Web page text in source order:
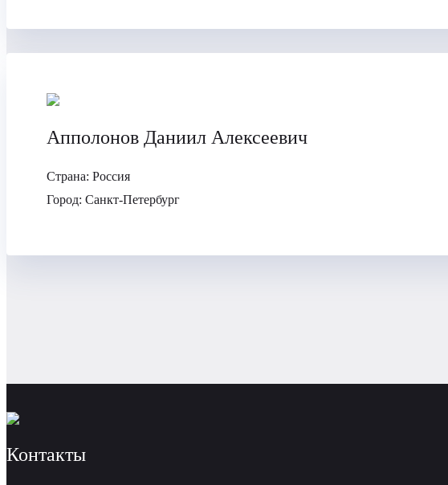
Апполонов Даниил Алексеевич
Страна: Россия
Город: Санкт-Петербург
Контакты